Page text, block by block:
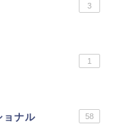
3
1
ョナル 58